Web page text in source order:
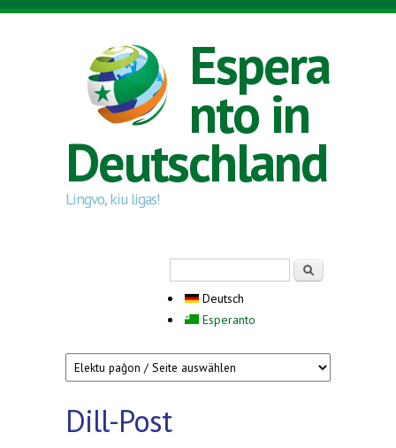
Direkt zum Inhalt
Espera
nto in
Deutschland
Lingvo, kiu ligas!
Deutsch
Esperanto
Dill-Post